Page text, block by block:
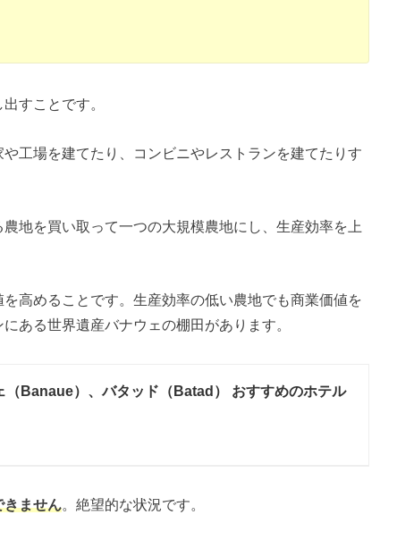
すことです。
工場を建てたり、コンビニやレストランを建てたりす
地を買い取って一つの大規模農地にし、生産効率を上
高めることです。生産効率の低い農地でも商業価値を
ある世界遺産バナウェの棚田があります。
（Banaue）、バタッド（Batad） おすすめのホテル
きません。絶望的な状況です。